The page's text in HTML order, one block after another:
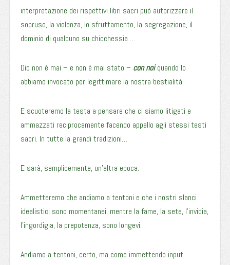
interpretazione dei rispettivi libri sacri può autorizzare il
sopruso, la violenza, lo sfruttamento, la segregazione, il
dominio di qualcuno su chicchessia …
Dio non è mai – e non è mai stato – con noiquando lo
abbiamo invocato per legittimare la nostra bestialità.
E scuoteremo la testa a pensare che ci siamo litigati e
ammazzati reciprocamente facendo appello agli stessi testi
sacri. In tutte la grandi tradizioni…
E sarà, semplicemente, un’altra epoca.
Ammetteremo che andiamo a tentoni e che i nostri slanci
idealistici sono momentanei, mentre la fame, la sete, l’invidia,
l’ingordigia, la prepotenza, sono longevi…
Andiamo a tentoni, certo, ma come immettendo input